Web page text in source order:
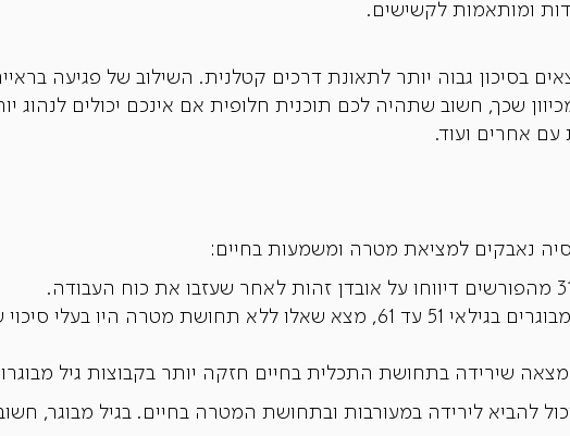
ומותאמות לקשישים.
מצאו שאנשים בני 65+ נמצאים בסיכון גבוה יותר לתאונת דרכים קטלנית. השילוב של פגיעה
שכך, חשוב שתהיה לכם תוכנית חלופית אם אינכם יכולים לנהוג
עם אחרים ועוד.
נאבקים למציאת מטרה ומשמעות בחיים:
להביא לירידה במעורבות ובתחושת המטרה בחיים. בגיל מבוגר,